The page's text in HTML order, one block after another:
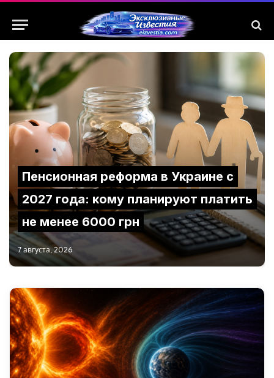
Пенсионная реформа в Украине с
2027 года: кому планируют платить
не менее 6000 грн
7 августа, 2026